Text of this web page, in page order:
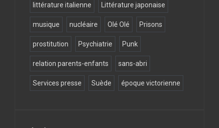
littérature italienne Littérature japonaise
musique nucléaire Olé Olé Prisons
prostitution Psychiatrie Punk
relation parents-enfants sans-abri
Services presse Suède époque victorienne